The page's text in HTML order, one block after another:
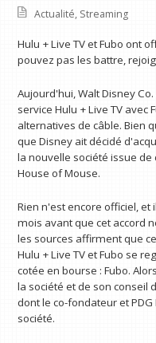
Actualité, Streaming
Hulu + Live TV et Fubo ont
pouvez pas les battre,
Aujourd'hui, Walt Disney
service Hulu + Live TV
alternatives de câble. Bien
que Disney ait décidé
la nouvelle société issue
House of Mouse.
Rien n'est encore officiel,
mois avant que cet accord
les sources affirment que
Hulu + Live TV et Fubo se
cotée en bourse : Fubo.
la société et de son conseil
dont le co-fondateur et
société.